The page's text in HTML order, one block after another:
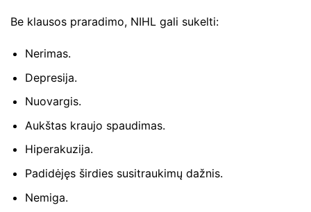
Be klausos praradimo, NIHL gali sukelti:
Nerimas.
Depresija.
Nuovargis.
Aukštas kraujo spaudimas.
Hiperakuzija.
Padidėjęs širdies susitraukimų dažnis.
Nemiga.